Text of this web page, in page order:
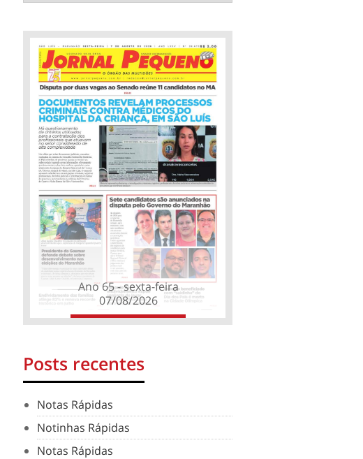
Ano 65 - sexta-feira
07/08/2026
Posts recentes
Notas Rápidas
Notinhas Rápidas
Notas Rápidas